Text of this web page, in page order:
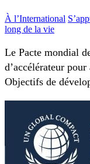
À l’International
long de la vie
Le Pacte mondial
d’accélérateur
Objectifs de